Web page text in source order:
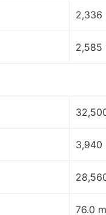
2,336
2,585
3,940
76.0